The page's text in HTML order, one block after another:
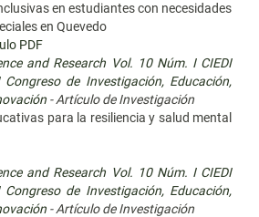
en estudiantes con necesidades
en Quevedo
PDF
and Research Vol. 10 Núm. I CIEDI
de Investigación, Educación,
- Artículo de Investigación
para la resiliencia y salud mental
and Research Vol. 10 Núm. I CIEDI
de Investigación, Educación,
- Artículo de Investigación